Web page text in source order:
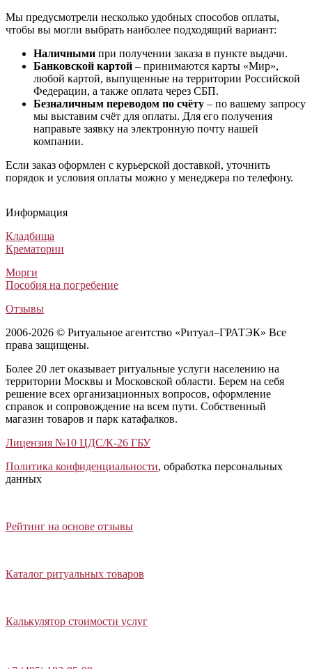
Мы предусмотрели несколько удобных способов оплаты,
чтобы вы могли выбрать наиболее подходящий вариант:
Наличными при получении заказа в пункте выдачи.
Банковской картой – принимаются карты «Мир»,
любой картой, выпущенные на территории Российской
Федерации, а также оплата через СБП.
Безналичным переводом по счёту – по вашему запросу
мы выставим счёт для оплаты. Для его получения
направьте заявку на электронную почту нашей
компании.
Если заказ оформлен с курьерской доставкой, уточнить
порядок и условия оплаты можно у менеджера по телефону.
Венки из живых цветов
Венки из живых цветов
Венки из искусственных цветов
Венки из искусственных цветов
Информация
Кладбища
Крематории
Морги
Пособия на погребение
Отзывы
2006-2026 © Ритуальное агентство «Ритуал–ГРАТЭК» Все
права защищены.
Более 20 лет оказывает ритуальные услуги населению на
территории Москвы и Московской области. Берем на себя
решение всех организационных вопросов, оформление
справок и сопровождение на всем пути. Собственный
магазин товаров и парк катафалков.
Лицензия №10 ЦДС/К-26 ГБУ
Политика конфиденциальности, обработка персональных
данных
Рейтинг на основе отзывы
Каталог ритуальных товаров
Калькулятор стоимости услуг